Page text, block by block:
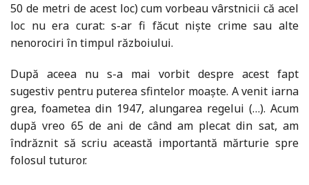
50 de metri de acest loc) cum vorbeau vârstnicii că acel
loc nu era curat: s-ar fi făcut niște crime sau alte
nenorociri în timpul războiului.
După aceea nu s-a mai vorbit despre acest fapt
sugestiv pentru puterea sfintelor moaște. A venit iarna
grea, foametea din 1947, alungarea regelui (…). Acum
după vreo 65 de ani de când am plecat din sat, am
îndrăznit să scriu această importantă mărturie spre
folosul tuturor.